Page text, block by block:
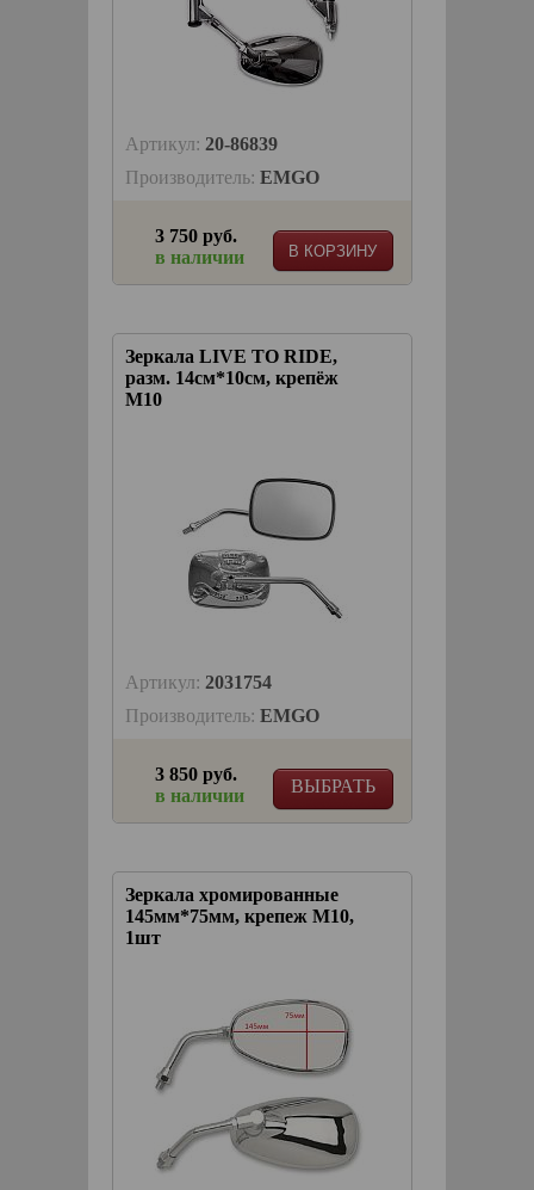
Артикул: 20-86839
Производитель: EMGO
В КОРЗИНУ
3 750 руб.
в наличии
Зеркала LIVE TO RIDE,
разм. 14см*10см, крепёж
М10
Артикул: 2031754
Производитель: EMGO
ВЫБРАТЬ
3 850 руб.
в наличии
Зеркала хромированные
145мм*75мм, крепеж М10,
1шт